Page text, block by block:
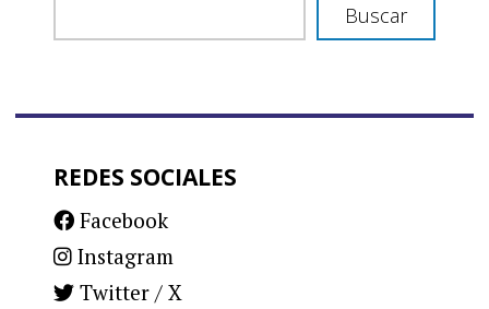
Buscar
REDES SOCIALES
Facebook
Instagram
Twitter / X